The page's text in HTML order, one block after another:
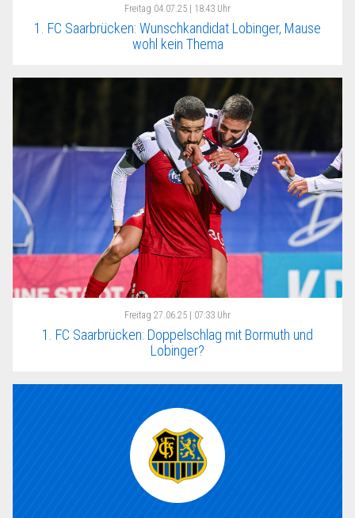
Freitag 04.07.25 | 18:43 Uhr
1. FC Saarbrücken: Wunschkandidat Lobinger, Mause
wohl kein Thema
Freitag 27.06.25 | 07:33 Uhr
1. FC Saarbrücken: Doppelschlag mit Bormuth und
Lobinger?